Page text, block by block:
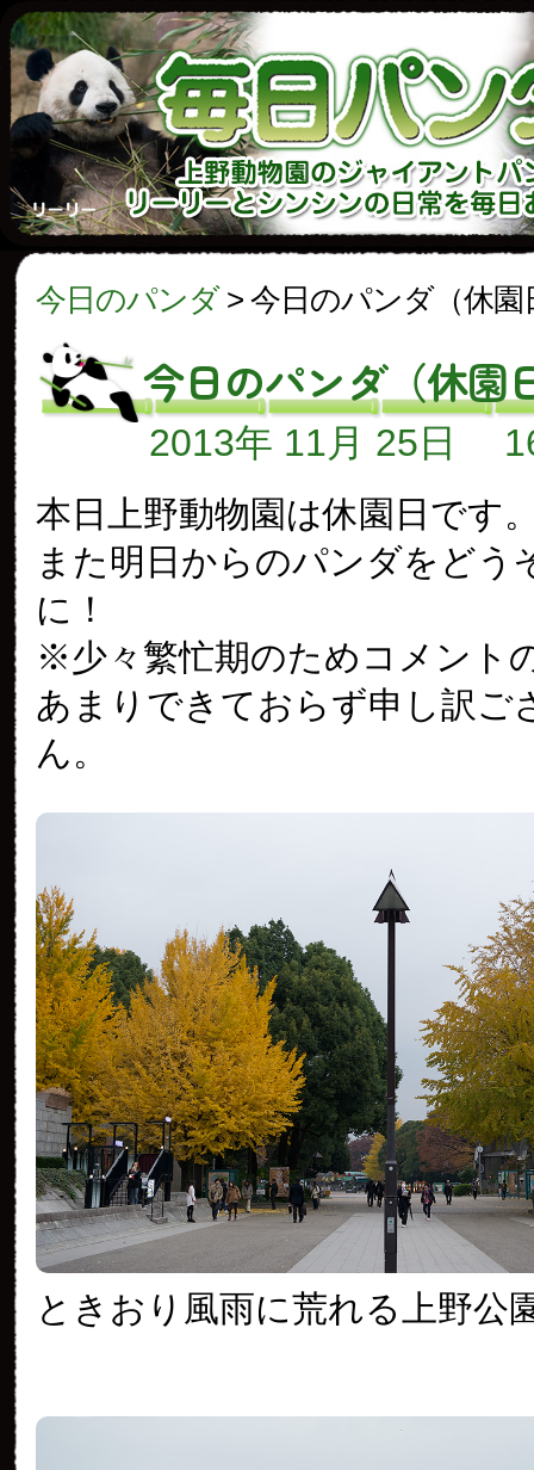
今日のパンダ> 今日のパンダ（休園
今日のパンダ（休園
2013年 11月 25日
本日上野動物園は休園日です
また明日からのパンダをどう
に！
※少々繁忙期のためコメント
あまりできておらず申し訳ご
ん。
ときおり風雨に荒れる上野公